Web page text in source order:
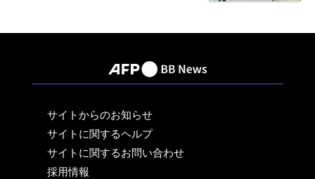
サイトからのお知らせ
サイトに関するヘルプ
サイトに関するお問い合わせ
採用情報